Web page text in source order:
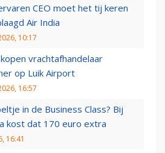
CEO moet het tij keren
Air India
10:17
kopen vrachtafhandelaar
op Luik Airport
16:57
in de Business Class? Bij
kost dat 170 euro extra
16:41